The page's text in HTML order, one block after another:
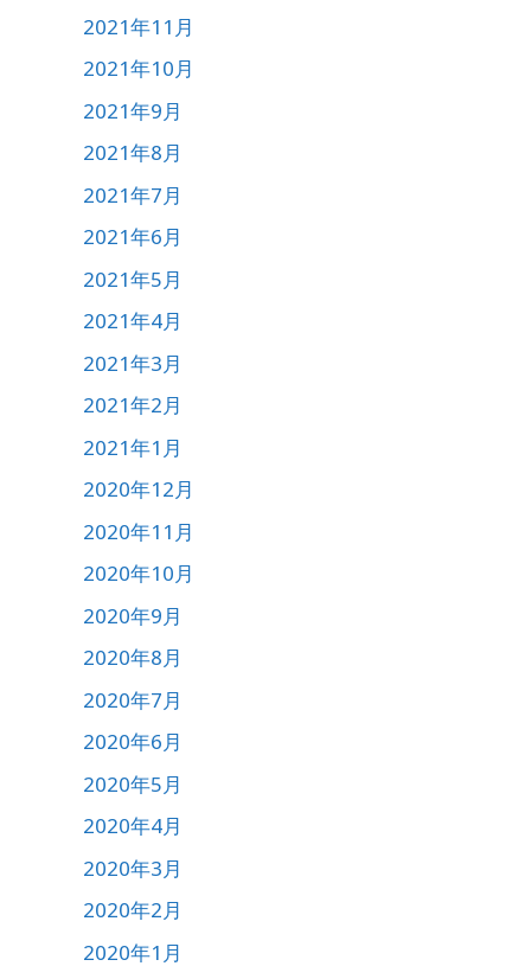
2021年11月
2021年10月
2021年9月
2021年8月
2021年7月
2021年6月
2021年5月
2021年4月
2021年3月
2021年2月
2021年1月
2020年12月
2020年11月
2020年10月
2020年9月
2020年8月
2020年7月
2020年6月
2020年5月
2020年4月
2020年3月
2020年2月
2020年1月